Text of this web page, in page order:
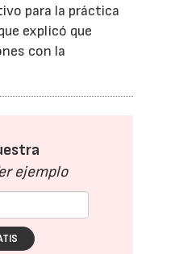
para la práctica
explicó que
con la
ejemplo